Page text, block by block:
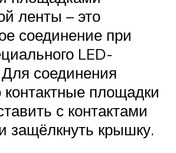
ленты – это
соединение при
LED-
Для соединения
площадки
с контактами
защёлкнуть крышку.